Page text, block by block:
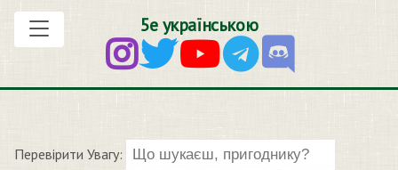
5е українською
Перевірити Увагу: